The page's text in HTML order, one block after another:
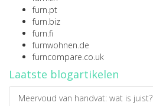
furn.pt
furn.biz
furn.fi
furnwohnen.de
furncompare.co.uk
Laatste blogartikelen
Meervoud van handvat: wat is juist?